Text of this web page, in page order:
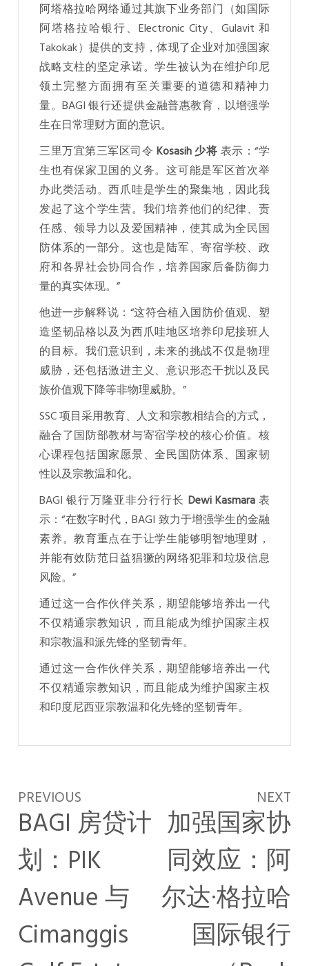
阿塔格拉哈网络通过其旗下业务部门（如国际
阿塔格拉哈银行、Electronic City、Gulavit 和
Takokak）提供的支持，体现了企业对加强国家
战略支柱的坚定承诺。学生被认为在维护印尼
领土完整方面拥有至关重要的道德和精神力
量。BAGI 银行还提供金融普惠教育，以增强学
生在日常理财方面的意识。
三里万宜第三军区司令 Kosasih 少将表示：“学
生也有保家卫国的义务。这可能是军区首次举
办此类活动。西爪哇是学生的聚集地，因此我
发起了这个学生营。我们培养他们的纪律、责
任感、领导力以及爱国精神，使其成为全民国
防体系的一部分。这也是陆军、寄宿学校、政
府和各界社会协同合作，培养国家后备防御力
量的真实体现。”
他进一步解释说：“这符合植入国防价值观、塑
造坚韧品格以及为西爪哇地区培养印尼接班人
的目标。我们意识到，未来的挑战不仅是物理
威胁，还包括激进主义、意识形态干扰以及民
族价值观下降等非物理威胁。”
SSC 项目采用教育、人文和宗教相结合的方式，
融合了国防部教材与寄宿学校的核心价值。核
心课程包括国家愿景、全民国防体系、国家韧
性以及宗教温和化。
BAGI 银行万隆亚非分行行长 Dewi Kasmara表
示：“在数字时代，BAGI 致力于增强学生的金融
素养。教育重点在于让学生能够明智地理财，
并能有效防范日益猖獗的网络犯罪和垃圾信息
风险。”
通过这一合作伙伴关系，期望能够培养出一代
不仅精通宗教知识，而且能成为维护国家主权
和宗教温和派先锋的坚韧青年。
通过这一合作伙伴关系，期望能够培养出一代
不仅精通宗教知识，而且能成为维护国家主权
和印度尼西亚宗教温和化先锋的坚韧青年。
PREVIOUS
BAGI 房贷计
划：PIK
Avenue 与
Cimanggis
NEXT
加强国家协
同效应：阿
尔达·格拉哈
国际银行